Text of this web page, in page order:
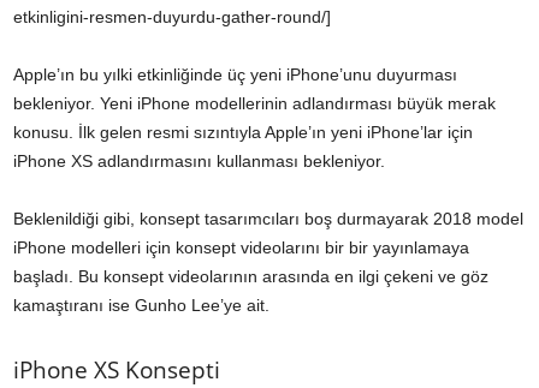
etkinligini-resmen-duyurdu-gather-round/]
Apple’ın bu yılki etkinliğinde üç yeni iPhone’unu duyurması
bekleniyor. Yeni iPhone modellerinin adlandırması büyük merak
konusu. İlk gelen resmi sızıntıyla Apple’ın yeni iPhone’lar için
iPhone XS adlandırmasını kullanması bekleniyor.
Beklenildiği gibi, konsept tasarımcıları boş durmayarak 2018 model
iPhone modelleri için konsept videolarını bir bir yayınlamaya
başladı. Bu konsept videolarının arasında en ilgi çekeni ve göz
kamaştıranı ise Gunho Lee’ye ait.
iPhone XS Konsepti